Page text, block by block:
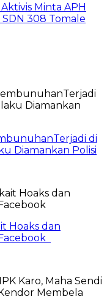
Minta APH
SDN 308 Tomale
di
Diamankan Polisi
Hoaks dan